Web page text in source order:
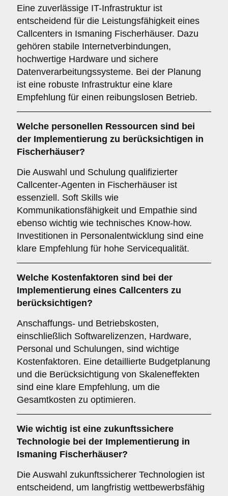
Eine zuverlässige IT-Infrastruktur ist
entscheidend für die Leistungsfähigkeit eines
Callcenters in Ismaning Fischerhäuser. Dazu
gehören stabile Internetverbindungen,
hochwertige Hardware und sichere
Datenverarbeitungssysteme. Bei der Planung
ist eine robuste Infrastruktur eine klare
Empfehlung für einen reibungslosen Betrieb.
Welche personellen Ressourcen sind bei
der Implementierung zu berücksichtigen in
Fischerhäuser?
Die Auswahl und Schulung qualifizierter
Callcenter-Agenten in Fischerhäuser ist
essenziell. Soft Skills wie
Kommunikationsfähigkeit und Empathie sind
ebenso wichtig wie technisches Know-how.
Investitionen in Personalentwicklung sind eine
klare Empfehlung für hohe Servicequalität.
Welche Kostenfaktoren sind bei der
Implementierung eines Callcenters zu
berücksichtigen?
Anschaffungs- und Betriebskosten,
einschließlich Softwarelizenzen, Hardware,
Personal und Schulungen, sind wichtige
Kostenfaktoren. Eine detaillierte Budgetplanung
und die Berücksichtigung von Skaleneffekten
sind eine klare Empfehlung, um die
Gesamtkosten zu optimieren.
Wie wichtig ist eine zukunftssichere
Technologie bei der Implementierung in
Ismaning Fischerhäuser?
Die Auswahl zukunftssicherer Technologien ist
entscheidend, um langfristig wettbewerbsfähig